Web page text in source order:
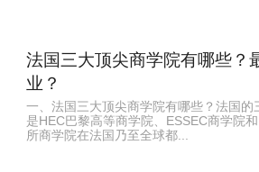
法国三大顶尖商学院有哪些？
业？
一、法国三大顶尖商学院有哪些？法国的
是HEC巴黎高等商学院、ESSEC商学院
所商学院在法国乃至全球都...